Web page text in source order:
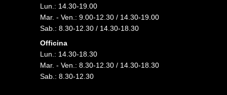
Lun.: 14.30-19.00
Mar. - Ven.: 9.00-12.30 / 14.30-19.00
Sab.: 8.30-12.30 / 14.30-18.30
Officina
Lun.: 14.30-18.30
Mar. - Ven.: 8.30-12.30 / 14.30-18.30
Sab.: 8.30-12.30